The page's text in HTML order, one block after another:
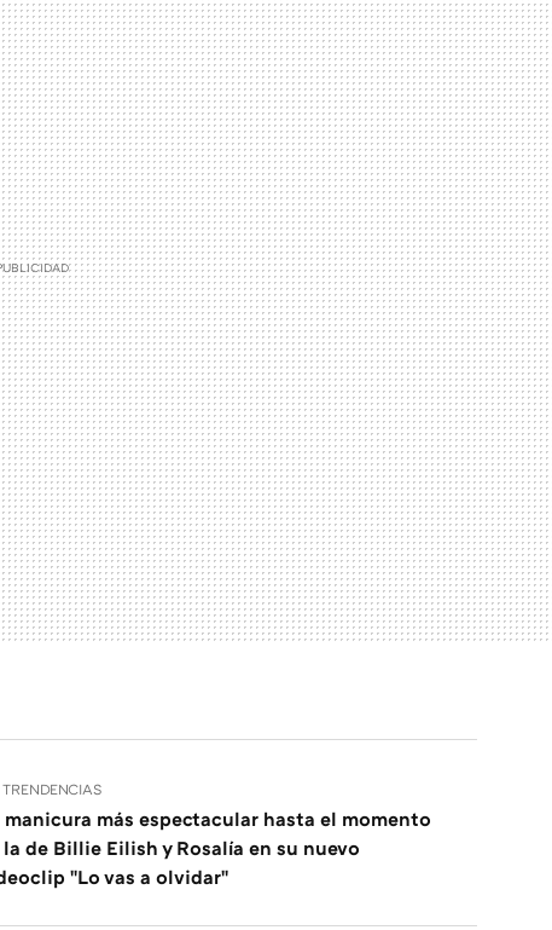
manicura más espectacular hasta el momento
la de Billie Eilish y Rosalía en su nuevo
"Lo vas a olvidar"